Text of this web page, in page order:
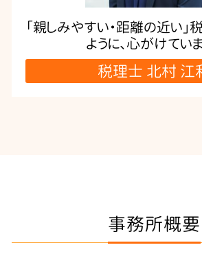
「親しみやすい・距離の近い
ように、心がけていま
税理士 北村 江
事務所概要